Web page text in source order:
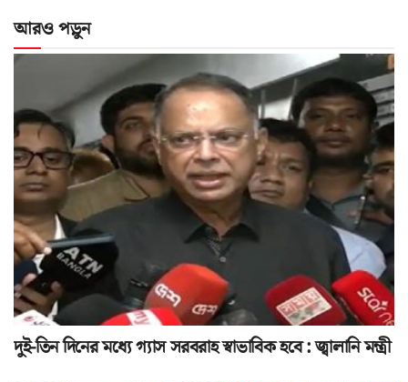
আরও পড়ুন
দুই-তিন দিনের মধ্যে গ্যাস সরবরাহ স্বাভাবিক হবে : জ্বালানি মন্ত্রী